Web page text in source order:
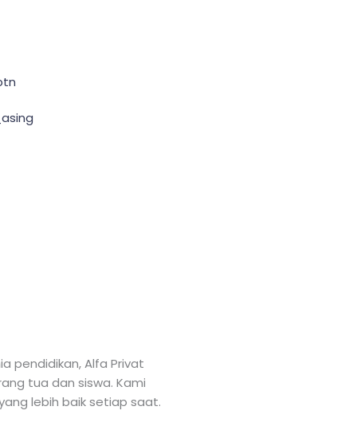
pendidikan, Alfa Privat
tua dan siswa. Kami
lebih baik setiap saat.